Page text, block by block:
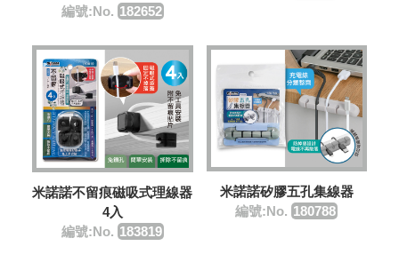
編號:No. 182652
米諾諾不留痕磁吸式理線器
4入
編號:No. 183819
米諾諾矽膠五孔集線器
編號:No. 180788